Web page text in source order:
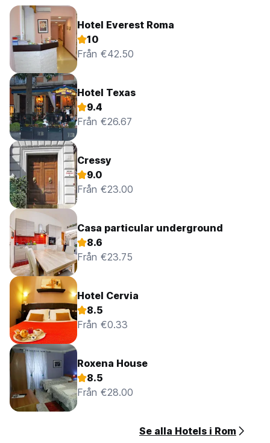
Hotel Everest Roma
10
Från €42.50
Hotel Texas
9.4
Från €26.67
Cressy
9.0
Från €23.00
Casa particular underground
8.6
Från €23.75
Hotel Cervia
8.5
Från €0.33
Roxena House
8.5
Från €28.00
Se alla Hotels i Rom